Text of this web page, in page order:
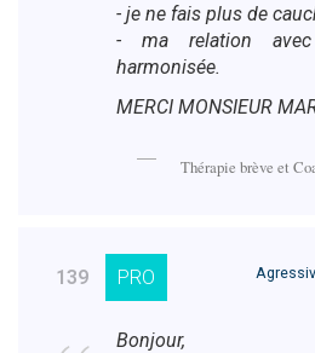
- je ne fais plus de
- ma relation
harmonisée.
MERCI MONSIEUR
Thérapie brève et
139 PRO
Bonjour,